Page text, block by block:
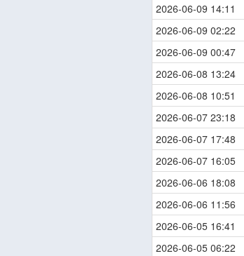
2026-06-09 14:11
2026-06-09 02:22
2026-06-09 00:47
2026-06-08 13:24
2026-06-08 10:51
2026-06-07 23:18
2026-06-07 17:48
2026-06-07 16:05
2026-06-06 18:08
2026-06-06 11:56
2026-06-05 16:41
2026-06-05 06:22